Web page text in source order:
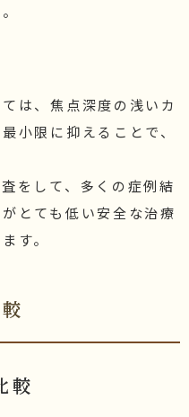
は、焦点深度の浅いカ
小限に抑えることで、
をして、多くの症例結
とても低い安全な治療
す。
較